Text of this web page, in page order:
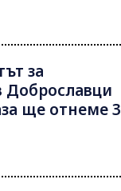
за
Доброславци
ще отнеме 3